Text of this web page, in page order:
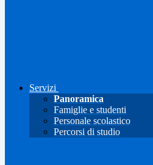
Servizi
Panoramica
Famiglie e studenti
Personale scolastico
Percorsi di studio